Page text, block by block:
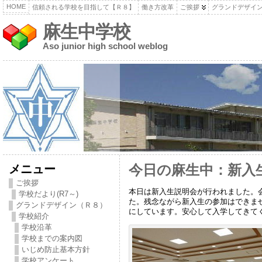
HOME 信頼される学校を目指して【Ｒ８】 働き方改革 ご挨拶 グランドデザイ
麻生中学校
Aso junior high school weblog
メニュー
ご挨拶
学校だより(R7～)
グランドデザイン（Ｒ８）
学校紹介
学校沿革
学校までの案内図
いじめ防止基本方針
今日の麻生中：新入
本日は新入生説明会が行われました
た。残念ながら新入生の参加はでき
にしています。安心して入学してきて